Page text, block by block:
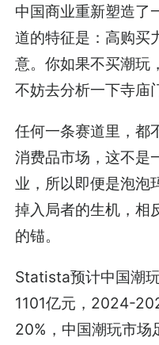
中国商业重新塑造
道的特征是：高购买
意。你如果不买潮玩
不妨去分析一下寺庙
任何一条赛道里，都
消费品市场，这不是
业，所以即便是泡泡
掉入局者的生机，相
的锚。
Statista预计中国潮
1101亿元，2024-
20%，中国潮玩市场